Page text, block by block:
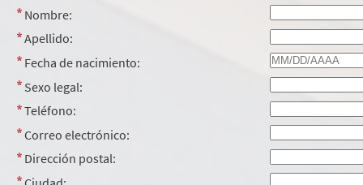
Nombre:
Apellido:
Fecha de nacimiento:
Sexo legal:
Teléfono:
Correo electrónico:
Dirección postal: